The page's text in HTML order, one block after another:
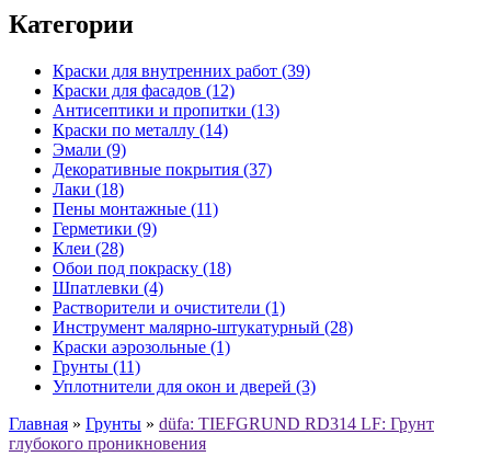
Категории
Краски для внутренних работ (39)
Краски для фасадов (12)
Антисептики и пропитки (13)
Краски по металлу (14)
Эмали (9)
Декоративные покрытия (37)
Лаки (18)
Пены монтажные (11)
Герметики (9)
Клеи (28)
Обои под покраску (18)
Шпатлевки (4)
Растворители и очистители (1)
Инструмент малярно-штукатурный (28)
Краски аэрозольные (1)
Грунты (11)
Уплотнители для окон и дверей (3)
Главная » Грунты » düfa: TIEFGRUND RD314 LF: Грунт
глубокого проникновения